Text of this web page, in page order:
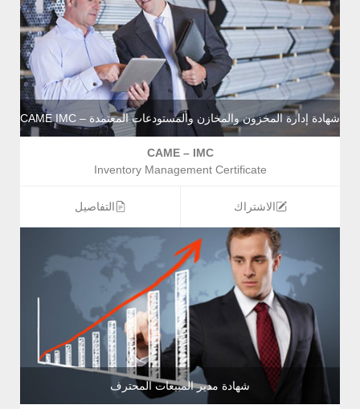
شهادة إدارة المخزون والمخازن والمستودعات المعتمدة – CAME IMC
CAME – IMC
Inventory Management Certificate
الاشتراك التفاصيل
شهادة مدير المبيعات المحترف